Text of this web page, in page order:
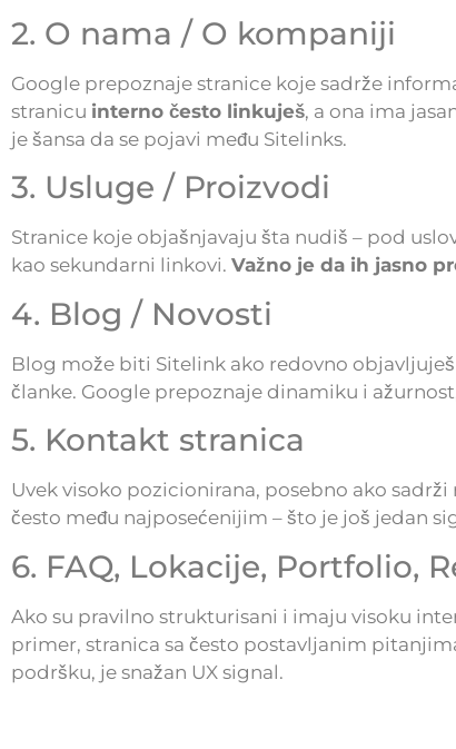
2. O nama / O kompaniji
Google prepoznaje stranice koje sadrže
stranicu interno često linkuješ, a ona ima
je šansa da se pojavi među Sitelinks.
3. Usluge / Proizvodi
Stranice koje objašnjavaju šta nudiš – pod
kao sekundarni linkovi. Važno je da ih jasno
4. Blog / Novosti
Blog može biti Sitelink ako redovno
članke. Google prepoznaje dinamiku i
5. Kontakt stranica
Uvek visoko pozicionirana, posebno ako
često među najposećenijim – što je još jedan
6. FAQ, Lokacije, Portfolio,
Ako su pravilno strukturisani i imaju visoku
primer, stranica sa često postavljanim
podršku, je snažan UX signal.